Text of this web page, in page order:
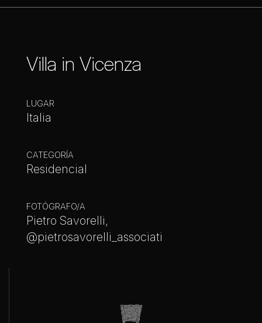
Villa in Vicenza
LUGAR
Italia
CATEGORÍA
Residencial
FOTÓGRAFO/A
Pietro Savorelli,
@pietrosavorelli_associati